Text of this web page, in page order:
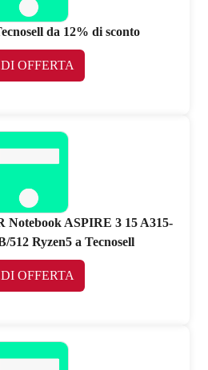
da 12% di sconto
OFFERTA
Notebook ASPIRE 3 15 A315-
512 Ryzen5 a Tecnosell
OFFERTA